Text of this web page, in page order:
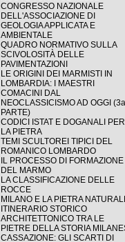
CONGRESSO NAZIONALE
DELL'ASSOCIAZIONE DI
GEOLOGIA APPLICATA E
AMBIENTALE
QUADRO NORMATIVO SULLA
SCIVOLOSITÀ DELLE
PAVIMENTAZIONI
LE ORIGINI DEI MARMISTI IN
LOMBARDIA: I MAESTRI
COMACINI DAL
NEOCLASSICISMO AD OGGI (3a
PARTE)
CODICI ISTAT E DOGANALI PER
LA PIETRA
TEMI SCULTOREI TIPICI DEL
ROMANICO LOMBARDO
IL PROCESSO DI FORMAZIONE
DEL MARMO
LA CLASSIFICAZIONE DELLE
ROCCE
MILANO E LA PIETRA
ITINERARIO STORICO
ARCHITETTONICO TRA LE
PIETRE DELLA STORIA
CASSAZIONE: GLI SCARTI DI